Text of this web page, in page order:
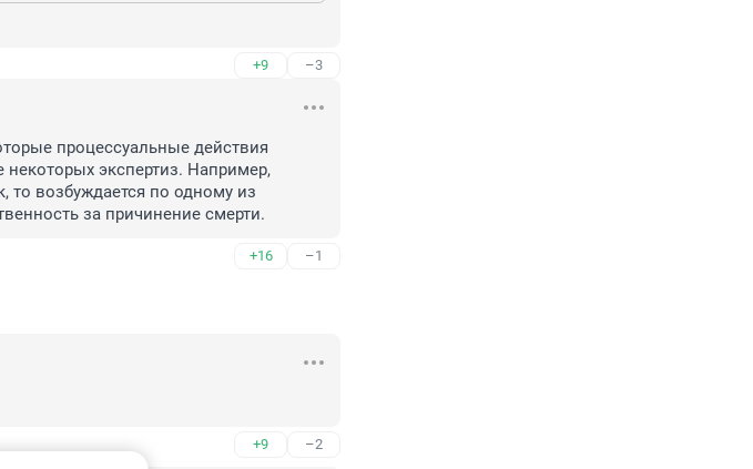
+9 –3
процессуальные действия
экспертиз. Например,
то возбуждается по одному из
за причинение смерти.
+16 –1
+9 –2